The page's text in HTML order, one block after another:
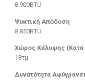
8.900BTU
Ψυκτική Απόδοση
8.850BTU
Χώρος Κάλυψης (Κατά
18τμ
Δυνατότητα